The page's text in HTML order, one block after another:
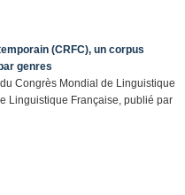
(CRFC), un corpus
genres
Congrès Mondial de Linguistique
Linguistique Française, publié par